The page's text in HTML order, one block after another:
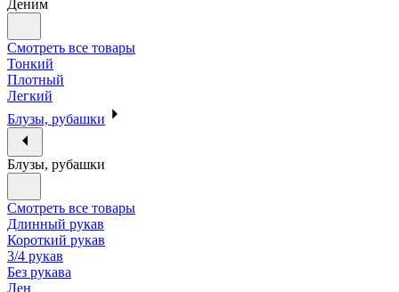
Деним
Смотреть все товары
Тонкий
Плотный
Легкий
Блузы, рубашки
Блузы, рубашки
Смотреть все товары
Длинный рукав
Короткий рукав
3/4 рукав
Без рукава
Лен